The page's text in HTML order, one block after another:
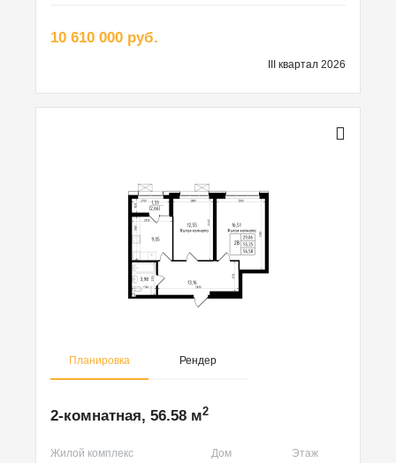
10 610 000 руб.
III квартал 2026
Планировка Рендер
2-комнатная, 56.58 м2
Жилой комплекс Дом
Этаж